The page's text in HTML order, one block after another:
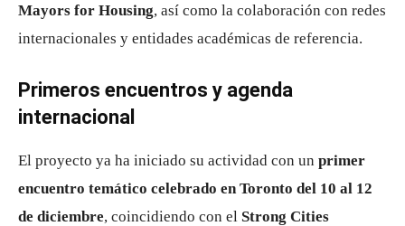
Mayors for Housing, así como la colaboración con redes
internacionales y entidades académicas de referencia.
Primeros encuentros y agenda
internacional
El proyecto ya ha iniciado su actividad con un primer
encuentro temático celebrado en Toronto del 10 al 12
de diciembre, coincidiendo con el Strong Cities